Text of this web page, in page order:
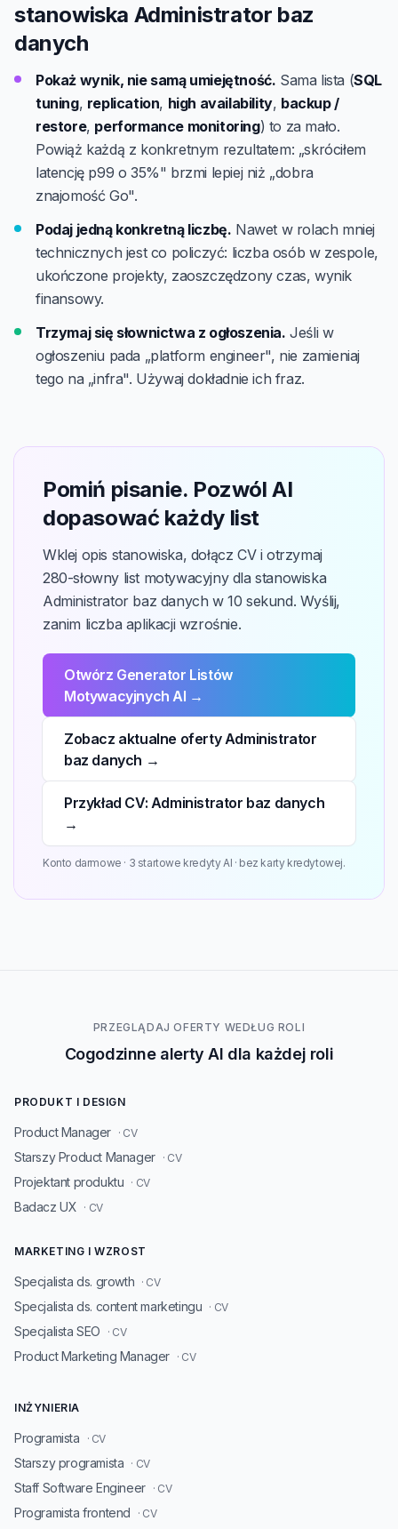
stanowiska Administrator baz
danych
Pokaż wynik, nie samą umiejętność. Sama lista (SQL
tuning, replication, high availability, backup /
restore, performance monitoring) to za mało.
Powiąż każdą z konkretnym rezultatem: „skróciłem
latencję p99 o 35%" brzmi lepiej niż „dobra
znajomość Go".
Podaj jedną konkretną liczbę. Nawet w rolach mniej
technicznych jest co policzyć: liczba osób w zespole,
ukończone projekty, zaoszczędzony czas, wynik
finansowy.
Trzymaj się słownictwa z ogłoszenia. Jeśli w
ogłoszeniu pada „platform engineer", nie zamieniaj
tego na „infra". Używaj dokładnie ich fraz.
Pomiń pisanie. Pozwól AI
dopasować każdy list
Wklej opis stanowiska, dołącz CV i otrzymaj
280-słowny list motywacyjny dla stanowiska
Administrator baz danych w 10 sekund. Wyślij,
zanim liczba aplikacji wzrośnie.
Otwórz Generator Listów
Motywacyjnych AI →
Zobacz aktualne oferty Administrator
baz danych →
Przykład CV: Administrator baz danych
→
Konto darmowe · 3 startowe kredyty AI · bez karty kredytowej.
PRZEGLĄDAJ OFERTY WEDŁUG ROLI
Cogodzinne alerty AI dla każdej roli
PRODUKT I DESIGN
Product Manager · CV
Starszy Product Manager · CV
Projektant produktu · CV
Badacz UX · CV
MARKETING I WZROST
Specjalista ds. growth · CV
Specjalista ds. content marketingu · CV
Specjalista SEO · CV
Product Marketing Manager · CV
INŻYNIERIA
Programista · CV
Starszy programista · CV
Staff Software Engineer · CV
Programista frontend · CV